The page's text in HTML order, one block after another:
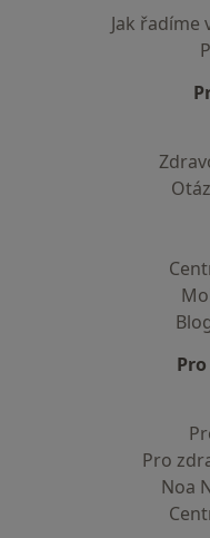
Jak řadíme
Pro
Noa